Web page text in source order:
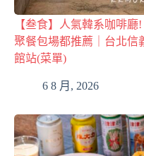
【叁食】人氣韓系咖啡廳
聚餐包場都推薦｜台北信
館站(菜單)
6 8 月, 2026